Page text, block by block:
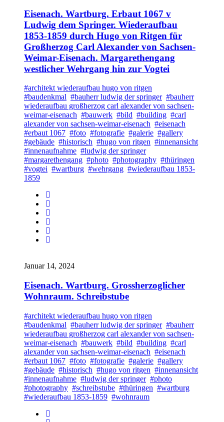
Eisenach. Wartburg. Erbaut 1067 v
Ludwig dem Springer. Wiederaufbau
1853-1859 durch Hugo von Ritgen für
Großherzog Carl Alexander von Sachsen-
Weimar-Eisenach. Margarethengang
westlicher Wehrgang hin zur Vogtei
#architekt wiederaufbau hugo von ritgen
#baudenkmal #bauherr ludwig der springer #bauherr
wiederaufbau großherzog carl alexander von sachsen-
weimar-eisenach #bauwerk #bild #building #carl
alexander von sachsen-weimar-eisenach #eisenach
#erbaut 1067 #foto #fotografie #galerie #gallery
#gebäude #historisch #hugo von ritgen #innenansicht
#innenaufnahme #ludwig der springer
#margarethengang #photo #photography #thüringen
#vogtei #wartburg #wehrgang #wiederaufbau 1853-
1859
Januar 14, 2024
Eisenach. Wartburg. Grossherzoglicher
Wohnraum. Schreibstube
#architekt wiederaufbau hugo von ritgen
#baudenkmal #bauherr ludwig der springer #bauherr
wiederaufbau großherzog carl alexander von sachsen-
weimar-eisenach #bauwerk #bild #building #carl
alexander von sachsen-weimar-eisenach #eisenach
#erbaut 1067 #foto #fotografie #galerie #gallery
#gebäude #historisch #hugo von ritgen #innenansicht
#innenaufnahme #ludwig der springer #photo
#photography #schreibstube #thüringen #wartburg
#wiederaufbau 1853-1859 #wohnraum